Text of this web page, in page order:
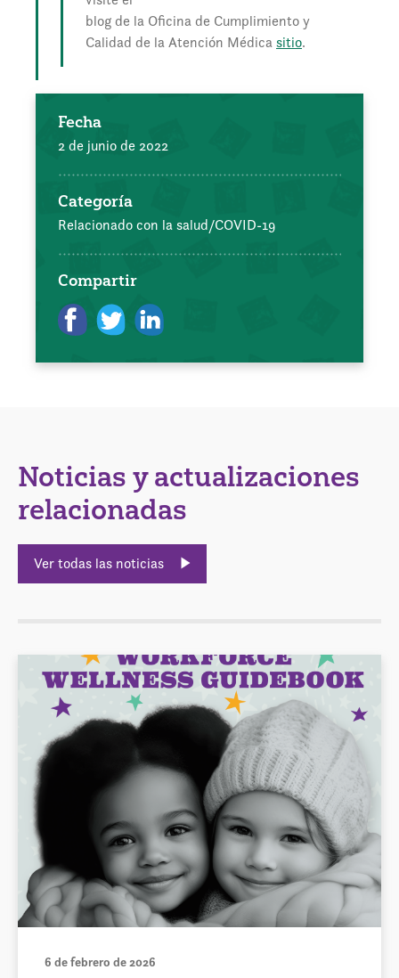
blog de la Oficina de Cumplimiento y
Calidad de la Atención Médicasitio.
Fecha
2 de junio de 2022
Categoría
Relacionado con la salud/COVID-19
Compartir
Noticias y actualizaciones
relacionadas
Ver todas las noticias
6 de febrero de 2026